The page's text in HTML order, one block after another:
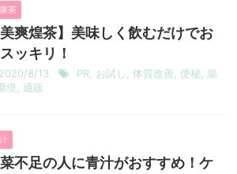
茶
美爽煌茶】美味しく飲むだけでお
ッキリ！
2020/8/13 PR お試し 体質改善 便秘 腸
境
通販
不足の人に青汁がおすすめ！ケ